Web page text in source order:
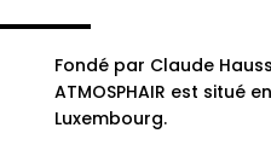
Fondé par Claude
ATMOSPHAIR est situé
Luxembourg.